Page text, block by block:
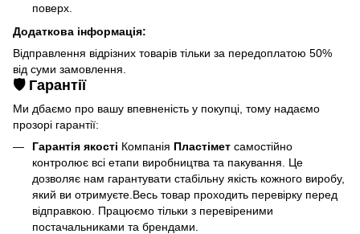
поверх.
Додаткова інформація:
Відправлення відрізних товарів тільки за передоплатою 50%
від суми замовлення.
🛡️ Гарантії
Ми дбаємо про вашу впевненість у покупці, тому надаємо
прозорі гарантії:
Гарантія якості Компанія Пластімет самостійно
контролює всі етапи виробництва та пакування. Це
дозволяє нам гарантувати стабільну якість кожного виробу,
який ви отримуєте.Весь товар проходить перевірку перед
відправкою. Працюємо тільки з перевіреними
постачальниками та брендами.